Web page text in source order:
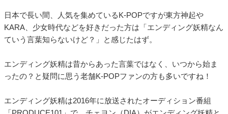
日本で長い間、人気を集めているK-POPですが東方神起や
KARA、少女時代などを好きだった方は「エンディング妖精なん
ていう言葉知らないけど？」と感じたはず。
エンディング妖精は昔からあった言葉ではなく、いつから始ま
ったの？と疑問に思う老舗K-POPファンの方も多いですね！
エンディング妖精は2016年に放送されたオーディション番組